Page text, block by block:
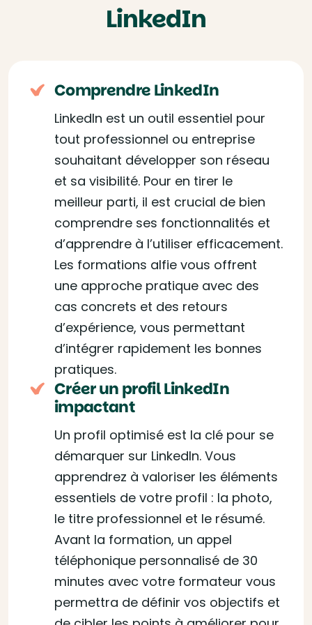
LinkedIn
Comprendre LinkedIn
LinkedIn est un outil essentiel pour
tout professionnel ou entreprise
souhaitant développer son réseau
et sa visibilité. Pour en tirer le
meilleur parti, il est crucial de bien
comprendre ses fonctionnalités et
d’apprendre à l’utiliser efficacement.
Les formations alfie vous offrent
une approche pratique avec des
cas concrets et des retours
d’expérience, vous permettant
d’intégrer rapidement les bonnes
pratiques.
Créer un profil LinkedIn
impactant
Un profil optimisé est la clé pour se
démarquer sur LinkedIn. Vous
apprendrez à valoriser les éléments
essentiels de votre profil : la photo,
le titre professionnel et le résumé.
Avant la formation, un appel
téléphonique personnalisé de 30
minutes avec votre formateur vous
permettra de définir vos objectifs et